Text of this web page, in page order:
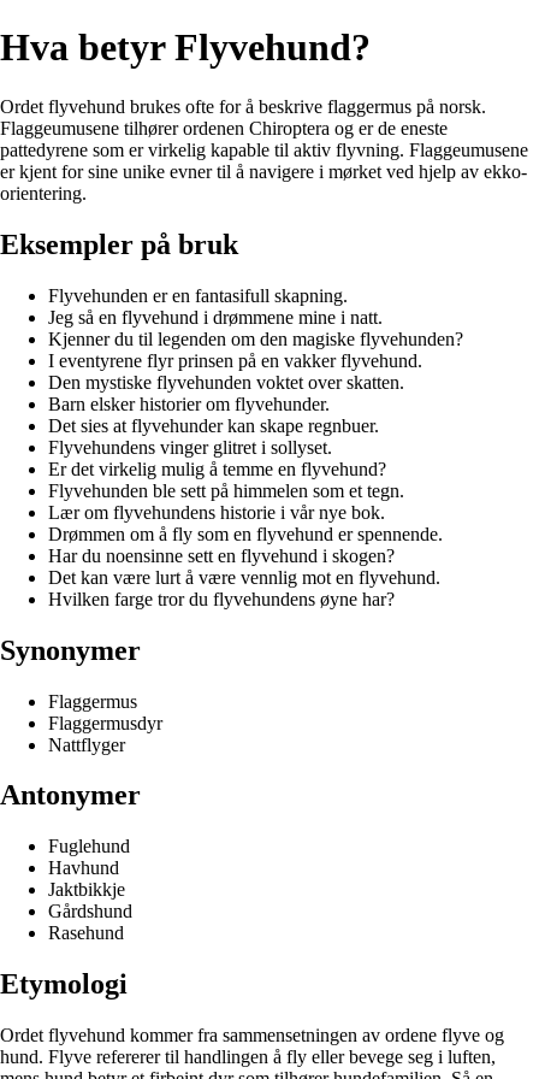
Hva betyr Flyvehund?
Ordet flyvehund brukes ofte for å beskrive flaggermus på norsk.
Flaggeumusene tilhører ordenen Chiroptera og er de eneste
pattedyrene som er virkelig kapable til aktiv flyvning. Flaggeumusene
er kjent for sine unike evner til å navigere i mørket ved hjelp av ekko-
orientering.
Eksempler på bruk
Flyvehunden er en fantasifull skapning.
Jeg så en flyvehund i drømmene mine i natt.
Kjenner du til legenden om den magiske flyvehunden?
I eventyrene flyr prinsen på en vakker flyvehund.
Den mystiske flyvehunden voktet over skatten.
Barn elsker historier om flyvehunder.
Det sies at flyvehunder kan skape regnbuer.
Flyvehundens vinger glitret i sollyset.
Er det virkelig mulig å temme en flyvehund?
Flyvehunden ble sett på himmelen som et tegn.
Lær om flyvehundens historie i vår nye bok.
Drømmen om å fly som en flyvehund er spennende.
Har du noensinne sett en flyvehund i skogen?
Det kan være lurt å være vennlig mot en flyvehund.
Hvilken farge tror du flyvehundens øyne har?
Synonymer
Flaggermus
Flaggermusdyr
Nattflyger
Antonymer
Fuglehund
Havhund
Jaktbikkje
Gårdshund
Rasehund
Etymologi
Ordet flyvehund kommer fra sammensetningen av ordene flyve og
hund. Flyve refererer til handlingen å fly eller bevege seg i luften,